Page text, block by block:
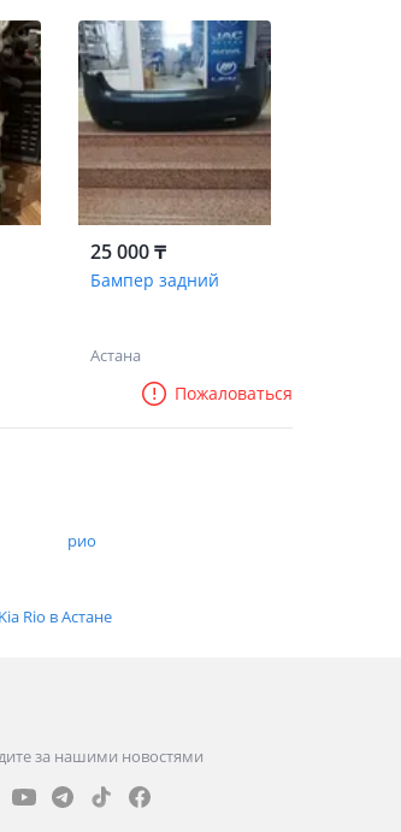
25 000 ₸
Бампер задний
Астана
Пожаловаться
рио
Kia Rio в Астане
за нашими новостями